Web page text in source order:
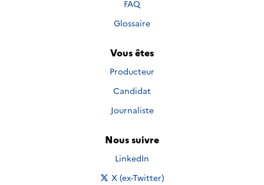
FAQ
Glossaire
Vous êtes
Producteur
Candidat
Journaliste
Nous suivre
Nous suivre sur
LinkedIn
Nous suivre sur
X (ex-Twitter)